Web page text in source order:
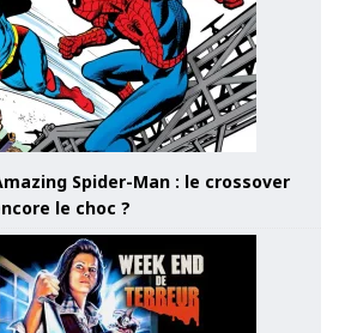
Spider-Man : le crossover
le choc ?